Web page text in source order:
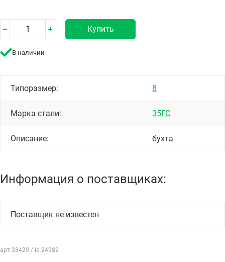
Купить
В наличии
Типоразмер: 8
Марка стали: 35ГС
Описание: бухта
Информация о поставщиках:
Поставщик не известен
арт.33429 / id 24982